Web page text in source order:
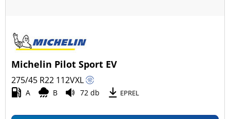
Binek (1)
Karavan (0)
Michelin Pilot Sport EV
275/45 R22 112VXL
A B 72 db EPREL